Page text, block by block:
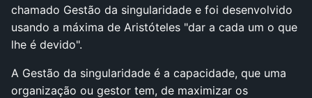
chamado Gestão da singularidade e foi desenvolvido
usando a máxima de Aristóteles "dar a cada um o que
lhe é devido".
A Gestão da singularidade é a capacidade, que uma
organização ou gestor tem, de maximizar os